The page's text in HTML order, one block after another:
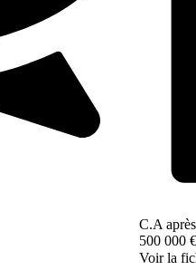
C.A
500 000 €
Voir la